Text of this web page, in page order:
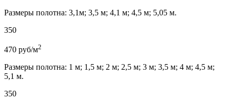
Размеры полотна: 3,1м; 3,5 м; 4,1 м; 4,5 м; 5,05 м.
350
470 руб/м2
Размеры полотна: 1 м; 1,5 м; 2 м; 2,5 м; 3 м; 3,5 м; 4 м; 4,5 м;
5,1 м.
350